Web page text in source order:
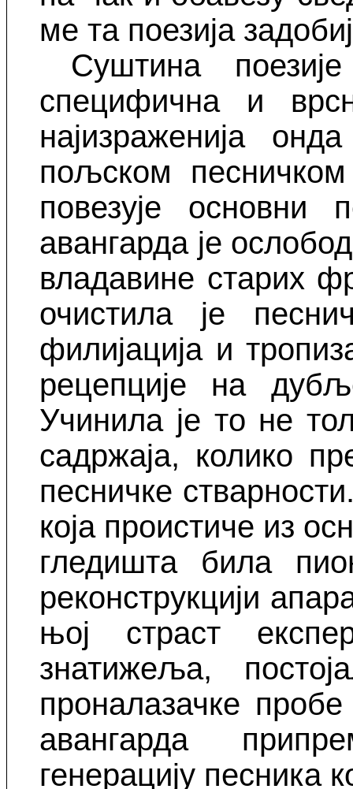
ме та поезија
Суштина
специфична и
најизраженија
пољском
повезује основни
авангарда је
владавине старих
очистила је
филијација и
рецепције на
Учинила је то не
садржаја, колико
песничке
која проистиче из
гледишта била
реконструкцији
њој страст
знатижеља,
проналазачке
авангарда
генерацију песника